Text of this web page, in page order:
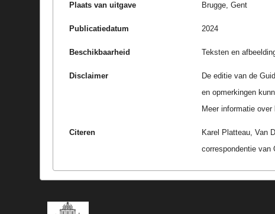
Plaats van uitgave Brugge, Gent
Publicatiedatum 2024
Beschikbaarheid Teksten en
Disclaimer
De editie van de
en opmerkingen
Meer informatie
Citeren
Karel Platteau, Van
correspondentie van